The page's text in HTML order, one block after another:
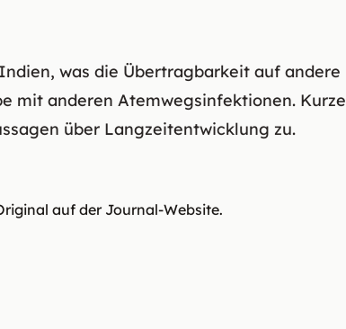
was die Übertragbarkeit auf andere
mit anderen Atemwegsinfektionen. Kurze
über Langzeitentwicklung zu.
auf der Journal-Website.